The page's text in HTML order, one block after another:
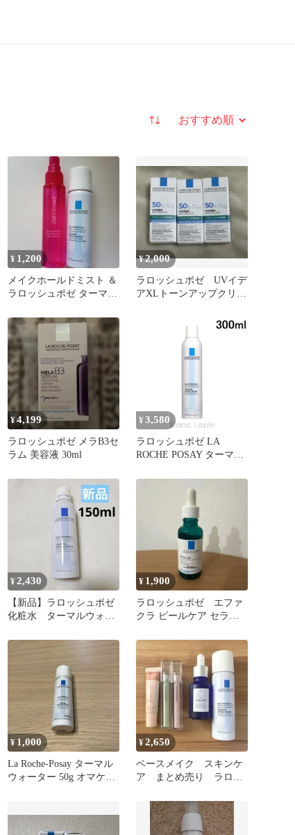
並び替え
¥ 1,200
メイクホールドミスト ＆
ラロッシュポゼ ターマル
¥2,000
ラロッシュポゼ UVイデ
アXLトーンアップクリア
¥4,199
ラロッシュポゼ メラB3セ
ラム 美容液 30ml
¥ 3,580
ラロッシュポゼ LA
ROCHE POSAY ターマル
[404403]
¥2,430
【新品】ラロッシュポゼ
化粧水 ターマルウォー
¥ 1,900
ラロッシュポゼ エファ
クラ ピールケア セラム
¥ 1,000
La Roche-Posay ターマル
ウォーター 50g オマケ付
¥2,650
ベースメイク スキンケ
ア まとめ売り ラロッ